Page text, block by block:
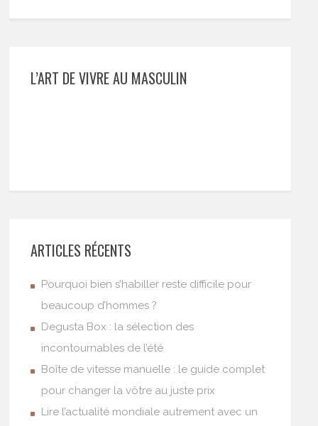
L’ART DE VIVRE AU MASCULIN
ARTICLES RÉCENTS
Pourquoi bien s’habiller reste difficile pour
beaucoup d’hommes ?
Degusta Box : la sélection des
incontournables de l’été
Boîte de vitesse manuelle : le guide complet
pour changer la vôtre au juste prix
Lire l’actualité mondiale autrement avec un